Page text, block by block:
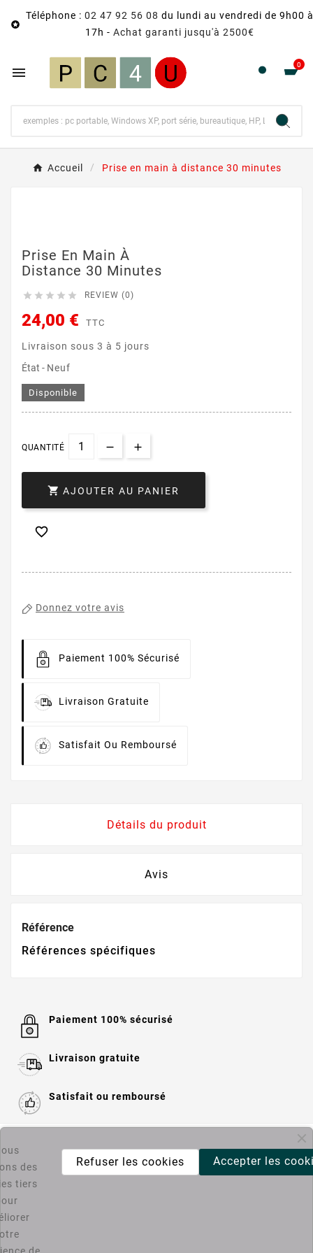

Téléphone : 02 47 92 56 08 du lundi au vendredi de 9h00 à
17h - Achat garanti jusqu'à 2500€
 0
Accueil Prise en main à distance 30 minutes
Prise En Main À
Distance 30 Minutes
     REVIEW (0)
24,00 € TTC
Livraison sous 3 à 5 jours
État - Neuf
Disponible
QUANTITÉ
 AJOUTER AU PANIER

Donnez votre avis
Paiement 100% Sécurisé
Livraison Gratuite
Satisfait Ou Remboursé
Détails du produit
Avis
Référence
Références spécifiques
Paiement 100% sécurisé
Livraison gratuite
Satisfait ou remboursé
Informations 
Catégories
des
tiers
Accepter les
Refuser les cookies